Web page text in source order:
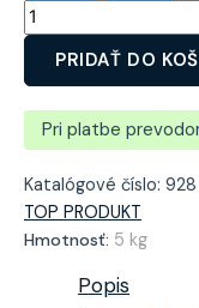
PRIDAŤ DO
Pri platbe
Katalógové číslo: 928
TOP PRODUKT
Hmotnosť: 5 kg
Popis